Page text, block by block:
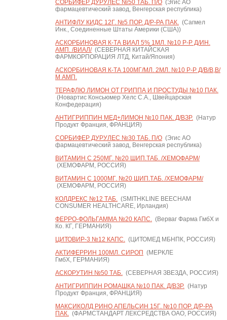
СОРБИФЕР ДУРУЛЕС №50 ТАБ. П/О(Эгис АО
фармацевтический завод, Венгерская республика)
АНТИФЛУ КИДС 12Г. №5 ПОР. Д/Р-РА ПАК.(Сагмел
Инк., Соединенные Штаты Америки (США))
АСКОРБИНОВАЯ К-ТА ВИАЛ 5% 1МЛ. №10 Р-Р Д/ИН.
АМП. /ВИАЛ/(СЕВЕРНАЯ КИТАЙСКАЯ
ФАРМКОРПОРАЦИЯ ЛТД, Китай/Япония)
АСКОРБИНОВАЯ К-ТА 100МГ/МЛ. 2МЛ. №10 Р-Р Д/В/В,В/
М АМП.
ТЕРАФЛЮ ЛИМОН ОТ ГРИППА И ПРОСТУДЫ №10 ПАК.
(Новартис Консьюмер Хелс С.А., Швейцарская
Конфедерация)
АНТИГРИППИН МЕД+ЛИМОН №10 ПАК. Д/ВЗР.(Натур
Продукт Франция, ФРАНЦИЯ)
СОРБИФЕР ДУРУЛЕС №30 ТАБ. П/О(Эгис АО
фармацевтический завод, Венгерская республика)
ВИТАМИН С 250МГ. №20 ШИП.ТАБ. /ХЕМОФАРМ/
(ХЕМОФАРМ, РОССИЯ)
ВИТАМИН С 1000МГ. №20 ШИП.ТАБ. /ХЕМОФАРМ/
(ХЕМОФАРМ, РОССИЯ)
КОЛДРЕКС №12 ТАБ.(SMITHKLINE BEECHAM
CONSUMER HEALTHCARE, Ирландия)
ФЕРРО-ФОЛЬГАММА №20 КАПС.(Верваг Фарма ГмбХ и
Ко. КГ, ГЕРМАНИЯ)
ЦИТОВИР-3 №12 КАПС.(ЦИТОМЕД МБНПК, РОССИЯ)
АКТИФЕРРИН 100МЛ. СИРОП (МЕРКЛЕ
ГмбХ, ГЕРМАНИЯ)
АСКОРУТИН №50 ТАБ.(СЕВЕРНАЯ ЗВЕЗДА, РОССИЯ)
АНТИГРИППИН РОМАШКА №10 ПАК. Д/ВЗР.(Натур
Продукт Франция, ФРАНЦИЯ)
МАКСИКОЛД РИНО АПЕЛЬСИН 15Г. №10 ПОР. Д/Р-РА
ПАК.(ФАРМСТАНДАРТ ЛЕКСРЕДСТВА ОАО, РОССИЯ)